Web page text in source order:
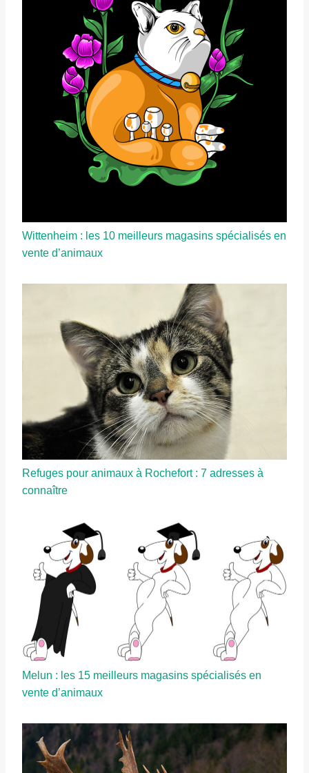
Wittenheim : les 10 meilleurs magasins spécialisés en
vente d’animaux
Refuges pour animaux à Rochefort : 7 adresses à
connaître
Melun : les 15 meilleurs magasins spécialisés en
vente d’animaux